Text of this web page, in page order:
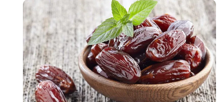
رژیم غذایی نیز جایگاه ویژه‌ای دارد. در ادامه با مهم‌ترین خواص زعفران
و نکات مصرف آن آشنا می‌شوید.